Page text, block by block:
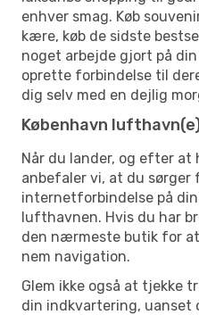
enhver smag. Køb
kære, køb de sidste
noget arbejde gjort på
oprette forbindelse til
dig selv med en dejlig
København
Når du lander, og efter at
anbefaler vi, at du sørger
internetforbindelse på
lufthavnen. Hvis du har
den nærmeste butik for
nem navigation.
Glem ikke også at tjekke
din indkvartering, uanset